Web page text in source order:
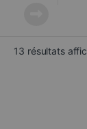
13 résultats